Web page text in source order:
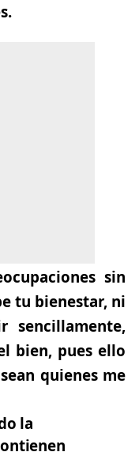
sin
tu bienestar, ni
sencillamente,
bien, pues ello
quienes me
la